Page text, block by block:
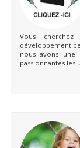
Vous
développement
nous avons une
passionnantes les